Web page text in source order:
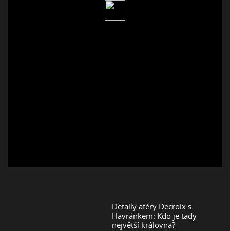
Detaily aféry Decroix s
Havránkem: Kdo je tady
největší královna?